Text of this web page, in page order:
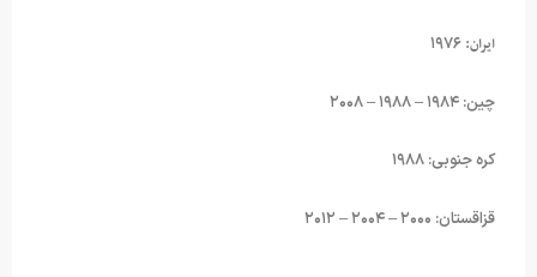
ایران:۱۹۷۶
چین: ۱۹۸۴ – ۱۹۸۸ – ۲۰۰۸
کره جنوبی: ۱۹۸۸
قزاقستان: ۲۰۰۰ – ۲۰۰۴ – ۲۰۱۲